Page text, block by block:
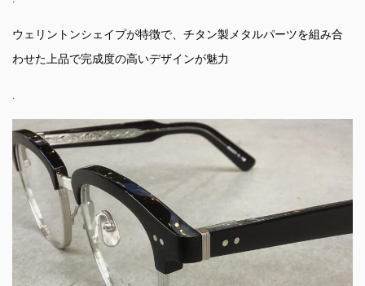
ウェリントンシェイプが特徴で、チタン製メタルパーツを組み合
わせた上品で完成度の高いデザインが魅力
.